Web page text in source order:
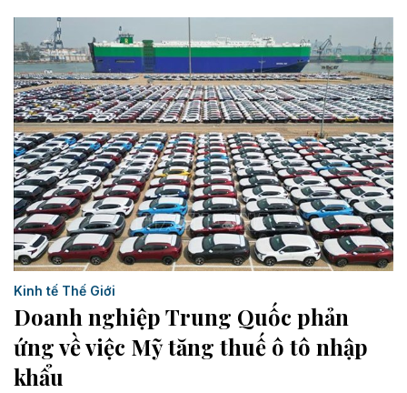
Kinh tế Thế Giới
Doanh nghiệp Trung Quốc phản
ứng về việc Mỹ tăng thuế ô tô nhập
khẩu